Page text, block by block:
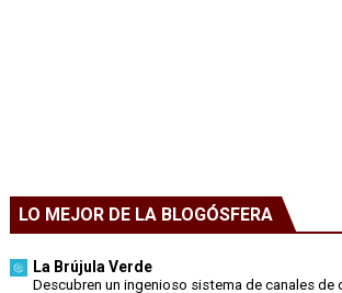
LO MEJOR DE LA BLOGÓSFERA
La Brújula Verde
Descubren un ingenioso sistema de canales de